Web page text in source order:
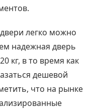
легко можно
надежная дверь
кг, в то время как
дешевой
что на рынке